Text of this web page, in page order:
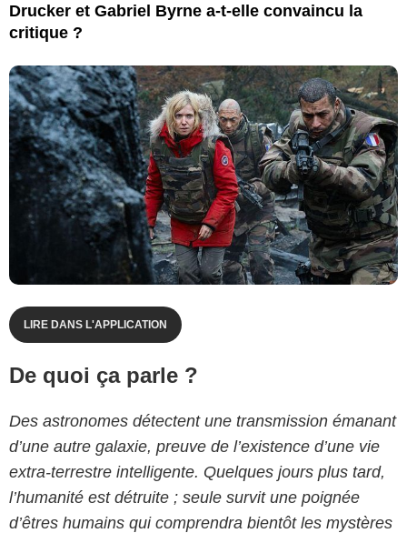
Drucker et Gabriel Byrne a-t-elle convaincu la
critique ?
LIRE DANS L'APPLICATION
De quoi ça parle ?
Des astronomes détectent une transmission émanant
d’une autre galaxie, preuve de l’existence d’une vie
extra-terrestre intelligente. Quelques jours plus tard,
l’humanité est détruite ; seule survit une poignée
d’êtres humains qui comprendra bientôt les mystères